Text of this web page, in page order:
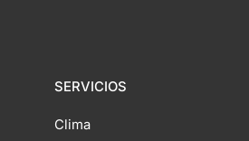
SERVICIOS
Clima